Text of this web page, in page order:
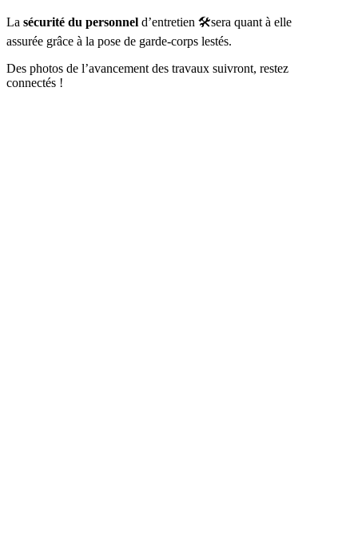
La sécurité du personnel d’entretien 🛠️sera quant à elle
assurée grâce à la pose de garde-corps lestés.
Des photos de l’avancement des travaux suivront, restez
connectés !